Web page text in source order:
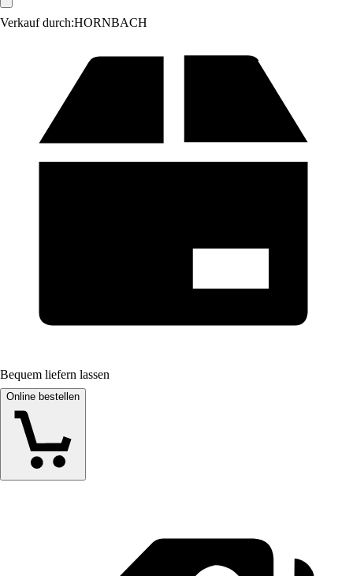
Verkauf durch:HORNBACH
Bequem liefern lassen
Online bestellen